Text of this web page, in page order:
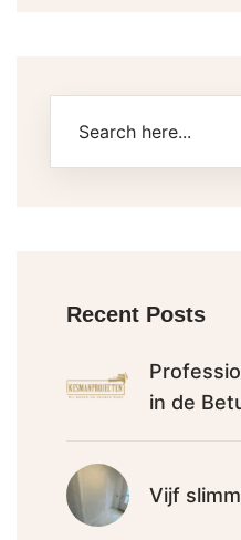
Recent Posts
in de
Vijf